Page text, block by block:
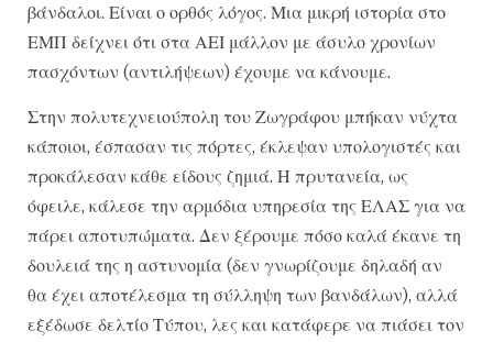
βάνδαλοι. Είναι ο ορθός λόγος. Μια μικρή ιστορία στο
ΕΜΠ δείχνει ότι στα ΑΕΙ μάλλον με άσυλο χρονίων
πασχόντων (αντιλήψεων) έχουμε να κάνουμε.
Στην πολυτεχνειούπολη του Ζωγράφου μπήκαν νύχτα
κάποιοι, έσπασαν τις πόρτες, έκλεψαν υπολογιστές και
προκάλεσαν κάθε είδους ζημιά. Η πρυτανεία, ως
όφειλε, κάλεσε την αρμόδια υπηρεσία της ΕΛΑΣ για να
πάρει αποτυπώματα. Δεν ξέρουμε πόσο καλά έκανε τη
δουλειά της η αστυνομία (δεν γνωρίζουμε δηλαδή αν
θα έχει αποτέλεσμα τη σύλληψη των βανδάλων), αλλά
εξέδωσε δελτίο Τύπου, λες και κατάφερε να πιάσει τον